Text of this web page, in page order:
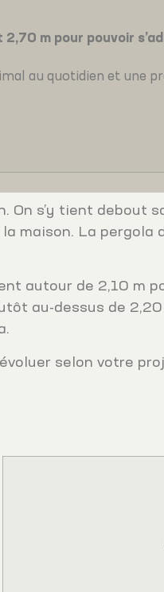
2,70 m pour pouvoir
au quotidien et une
On s’y tient debout
maison. La
autour de 2,10 m
au-dessus de
selon votre